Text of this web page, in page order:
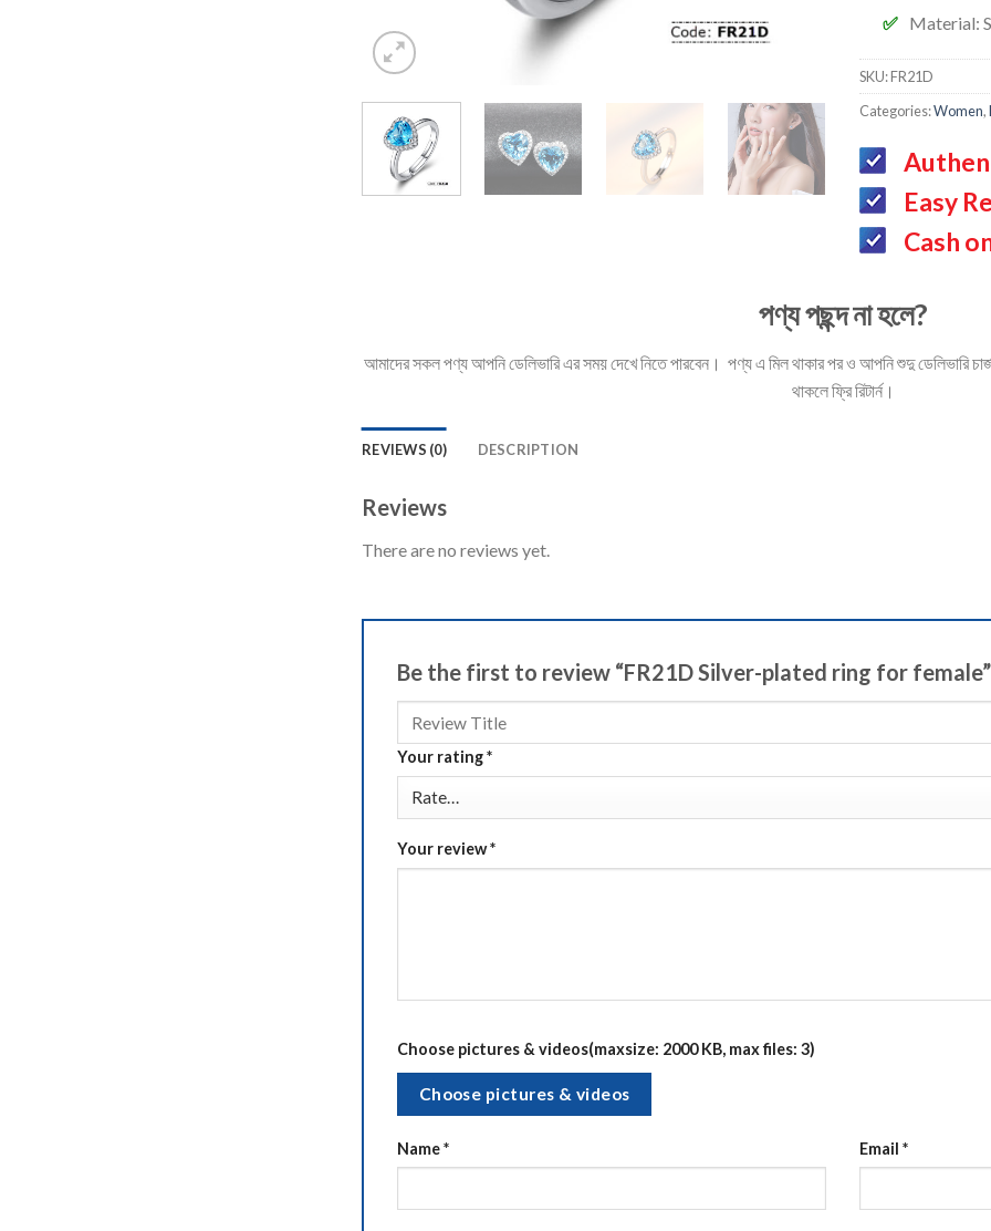
Material:
SKU:FR21D
Categories:Women,
Easy
Cash
পণ্য পছন্দ না হলে?
আমাদের সকল পণ্য আপনি ডেলিভারি এর সময় দেখে নিতে পারবেন। পণ্য এ মিল থাকার পর ও আপনি শুদু ডেলিভারি চার্জ
থাকলে ফ্রি রিটার্ন।
REVIEWS (0) DESCRIPTION
Reviews
There are no reviews yet.
Be the first to review “FR21D Silver-plated ring for
Your rating*
Your review*
Choose pictures & videos(maxsize: 2000 KB, max files: 3)
Choose pictures & videos
Name* Email *